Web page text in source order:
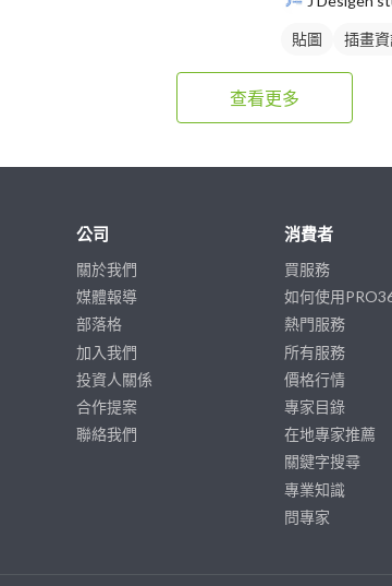
貼圖 插畫資
查看更多
公司
關於我們
媒體報導
部落格
加入我們
投資人關係
合作提案
聯絡我們
消費者
買服務
如何使用
熱門服務
所有服務
價格行情
專家目錄
在地專家推薦
關鍵字搜尋
專業知識
問專家